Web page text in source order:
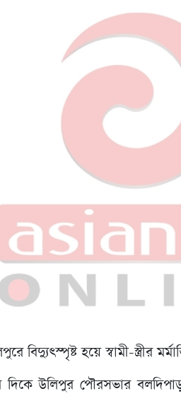
বিদ্যুৎস্পৃষ্ট হয়ে স্বামী-স্ত্রীর
উলিপুর পৌরসভার